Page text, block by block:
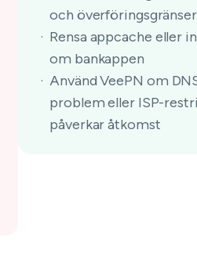
och överföringsgränser
Rensa appcache eller
om bankappen
Använd VeePN om
problem eller ISP-
påverkar åtkomst